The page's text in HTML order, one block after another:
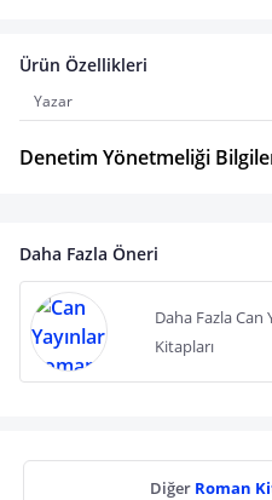
Ürün Özellikleri
Yazar
Denetim Yönetmeliği
Daha Fazla Öneri
Daha Fazla Can
Kitapları
Diğer Roman